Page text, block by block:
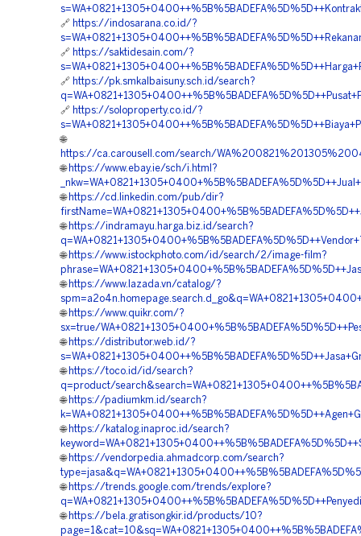
🔗 https://indosarana.co.id/?
🔗 https://saktidesain.com/?
🔗 https://pk.smkalbaisuny.sch.id/search?
🔗 https://soloproperty.co.id/?
🌐
https://ca.carousell.com/search/
🌐 https://www.ebay.ie/sch/i.html?
🌐 https://cd.linkedin.com/pub/dir?
🌐 https://indramayu.harga.biz.id/search?
🌐 https://www.istockphoto.com/id/search/2/image-film?
🌐 https://www.lazada.vn/catalog/?
🌐 https://www.quikr.com/?
sx=true/
🌐 https://distributor.web.id/?
🌐 https://toco.id/id/search?
q=product/
🌐 https://padiumkm.id/search?
🌐 https://katalog.inaproc.id/search?
🌐 https://vendorpedia.ahmadcorp.com/search?
🌐 https://trends.google.com/trends/explore?
🌐 https://bela.gratisongkir.id/products/10?